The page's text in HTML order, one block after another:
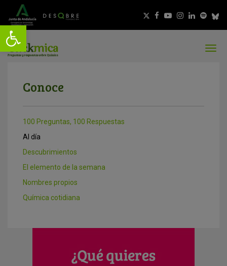
Conoce
100 Preguntas, 100 Respuestas
Al día
Descubrimientos
El elemento de la semana
Nombres propios
Química cotidiana